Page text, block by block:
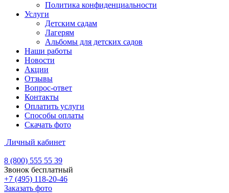
Политика конфиденциальности
Услуги
Детским садам
Лагерям
Альбомы для детских садов
Наши работы
Новости
Акции
Отзывы
Вопрос-ответ
Контакты
Оплатить услуги
Способы оплаты
Скачать фото
Личный кабинет
8 (800) 555 55 39
Звонок бесплатный
+7 (495) 118-20-46
Заказать фото